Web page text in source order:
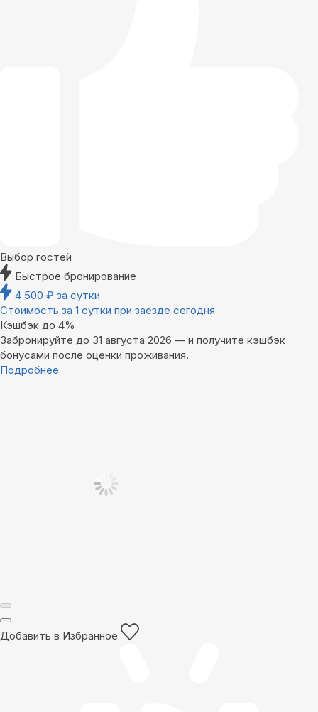
Выбор гостей
Быстрое бронирование
4 500 ₽ за сутки
Стоимость за 1 сутки при заезде сегодня
Кэшбэк до 4%
Забронируйте до 31 августа 2026 — и получите кэшбэк
бонусами после оценки проживания.
Подробнее
Добавить в Избранное